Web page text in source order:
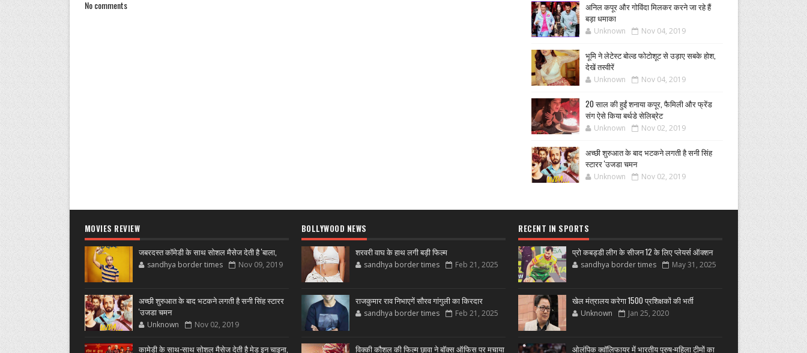
No comments
अनिल कपूर और गोविंदा मिलकर करने जा रहे हैं
बड़ा धमाका
Unknown Nov 04, 2019
भूमि ने लेटेस्ट बोल्ड फोटोशूट से उड़ाए सबके होश,
देखें तस्वीरें
Unknown Nov 04, 2019
20 साल की हुईं शनाया कपूर, फैमिली और फ्रेंड
संग ऐसे किया बर्थडे सेलिब्रेट
Unknown Nov 02, 2019
अच्छी शुरुआत के बाद भटकने लगती है सनी सिंह
स्टारर 'उजडा चमन
Unknown Nov 02, 2019
MOVIES REVIEW
जबरदस्त कॉमेडी के साथ सोशल मैसेज देती है 'बाला,
sandhya border times Nov 09, 2019
अच्छी शुरुआत के बाद भटकने लगती है सनी सिंह स्टारर
'उजडा चमन
Unknown Nov 02, 2019
कामेडी के साथ-साथ सोशल मैसेज देती है मेड इन चाइना,
BOLLYWOOD NEWS
शरवरी वाघ के हाथ लगी बड़ी फिल्म
sandhya border times Feb 21, 2025
राजकुमार राव निभाएगें सौरव गांगुली का किरदार
sandhya border times Feb 21, 2025
विक्की कौशल की फिल्म छावा ने बॉक्स ऑफिस पर मचाया
RECENT IN SPORTS
प्रो कबड्डी लीग के सीजन 12 के लिए प्लेयर्स ऑक्शन
sandhya border times May 31, 2025
खेल मंत्रालय करेगा 1500 प्रशिक्षकों की भर्ती
Unknown Jan 25, 2020
ओलंपिक क्वॉलिफायर में भारतीय पुरुष-महिला टीमों का